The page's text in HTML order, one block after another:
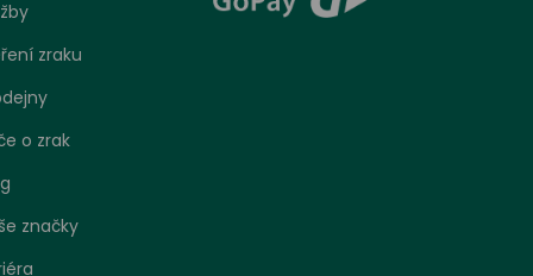
zraku
o zrak
značky